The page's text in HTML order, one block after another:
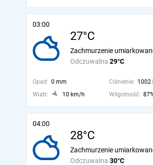
03:00
27°C
Odczuwalna 29°C
Zachmurzenie
Opad: 0 mm Ciśnienie: 1002
Wiatr:
10 km/h Wilgotność:
04:00
28°C
Odczuwalna 30°C
Zachmurzenie